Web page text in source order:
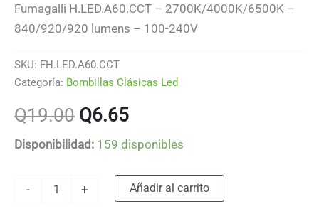
Fumagalli H.LED.A60.CCT – 2700K/4000K/6500K –
840/920/920 lumens – 100-240V
SKU: FH.LED.A60.CCT
Categoría: Bombillas Clásicas Led
Q19.00 El
precio
original
Q6.65El
precio
actual
es:
Disponibilidad: 159 disponibles
- + Añadir al carrito